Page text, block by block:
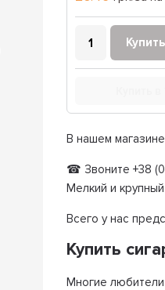
Купить
В нашем
☎ Звоните +38
Мелкий и
Всего у нас
Купить
Многие